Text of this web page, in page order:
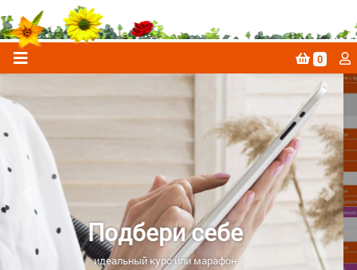
0
Подписка на
календарь FlyLady
за 100 и менее рублей в месяц
Previous Next